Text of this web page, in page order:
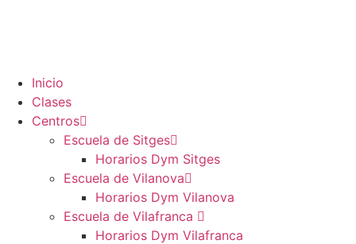
Inicio
Clases
Centros
Escuela de Sitges
Horarios Dym Sitges
Escuela de Vilanova
Horarios Dym Vilanova
Escuela de Vilafranca
Horarios Dym Vilafranca